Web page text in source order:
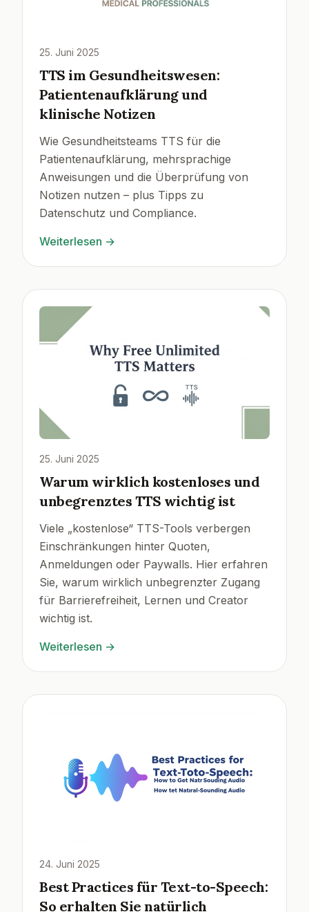
25. Juni 2025
TTS im Gesundheitswesen:
Patientenaufklärung und
klinische Notizen
Wie Gesundheitsteams TTS für die
Patientenaufklärung, mehrsprachige
Anweisungen und die Überprüfung von
Notizen nutzen – plus Tipps zu
Datenschutz und Compliance.
Weiterlesen →
25. Juni 2025
Warum wirklich kostenloses und
unbegrenztes TTS wichtig ist
Viele „kostenlose“ TTS-Tools verbergen
Einschränkungen hinter Quoten,
Anmeldungen oder Paywalls. Hier erfahren
Sie, warum wirklich unbegrenzter Zugang
für Barrierefreiheit, Lernen und Creator
wichtig ist.
Weiterlesen →
24. Juni 2025
Best Practices für Text-to-Speech:
So erhalten Sie natürlich